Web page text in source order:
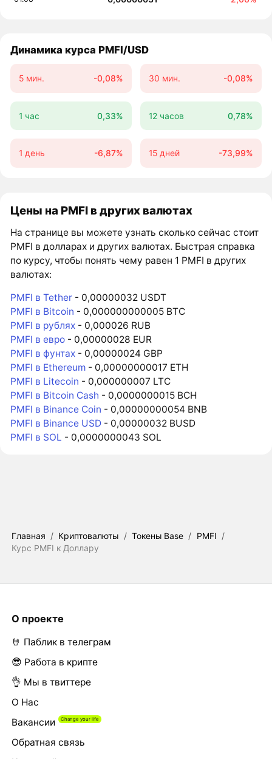
Динамика курса PMFI/USD
5 мин. -0,08% 30 мин. -0,08%
1 час 0,33% 12 часов 0,78%
1 день -6,87% 15 дней -73,99%
Цены на PMFI в других валютах
На странице вы можете узнать сколько сейчас стоит
PMFI в долларах и других валютах. Быстрая справка
по курсу, чтобы понять чему равен 1 PMFI в других
валютах:
PMFI в Tether - 0,00000032 USDT
PMFI в Bitcoin - 0,000000000005 BTC
PMFI в рублях - 0,000026 RUB
PMFI в евро - 0,00000028 EUR
PMFI в фунтах - 0,00000024 GBP
PMFI в Ethereum - 0,00000000017 ETH
PMFI в Litecoin - 0,000000007 LTC
PMFI в Bitcoin Cash - 0,0000000015 BCH
PMFI в Binance Coin - 0,00000000054 BNB
PMFI в Binance USD - 0,00000032 BUSD
PMFI в SOL - 0,0000000043 SOL
Главная / Криптовалюты / Токены Base / PMFI /
Курс PMFI к Доллару
О проекте
🤘 Паблик в телеграм
😎 Работа в крипте
👌 Мы в твиттере
О Нас
Вакансии
Обратная связь